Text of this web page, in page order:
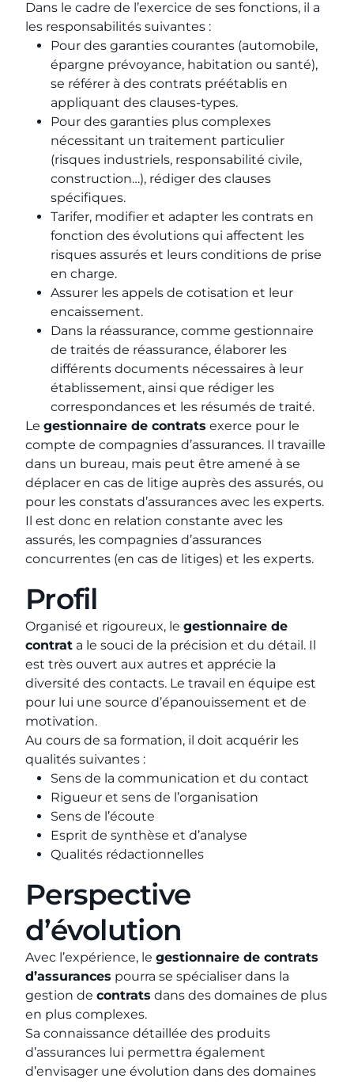
Dans le cadre de l’exercice de ses fonctions, il a
les responsabilités suivantes :
Pour des garanties courantes (automobile,
épargne prévoyance, habitation ou santé),
se référer à des contrats préétablis en
appliquant des clauses-types.
Pour des garanties plus complexes
nécessitant un traitement particulier
(risques industriels, responsabilité civile,
construction…), rédiger des clauses
spécifiques.
Tarifer, modifier et adapter les contrats en
fonction des évolutions qui affectent les
risques assurés et leurs conditions de prise
en charge.
Assurer les appels de cotisation et leur
encaissement.
Dans la réassurance, comme gestionnaire
de traités de réassurance, élaborer les
différents documents nécessaires à leur
établissement, ainsi que rédiger les
correspondances et les résumés de traité.
Le gestionnaire de contrats exerce pour le
compte de compagnies d’assurances. Il travaille
dans un bureau, mais peut être amené à se
déplacer en cas de litige auprès des assurés, ou
pour les constats d’assurances avec les experts.
Il est donc en relation constante avec les
assurés, les compagnies d’assurances
concurrentes (en cas de litiges) et les experts.
Profil
Organisé et rigoureux, le gestionnaire de
contrat a le souci de la précision et du détail. Il
est très ouvert aux autres et apprécie la
diversité des contacts. Le travail en équipe est
pour lui une source d’épanouissement et de
motivation.
Au cours de sa formation, il doit acquérir les
qualités suivantes :
Sens de la communication et du contact
Rigueur et sens de l’organisation
Sens de l’écoute
Esprit de synthèse et d’analyse
Qualités rédactionnelles
Perspective
d’évolution
Avec l’expérience, le gestionnaire de contrats
d’assurances pourra se spécialiser dans la
gestion de contrats dans des domaines de plus
en plus complexes.
Sa connaissance détaillée des produits
d’assurances lui permettra également
d’envisager une évolution dans des domaines